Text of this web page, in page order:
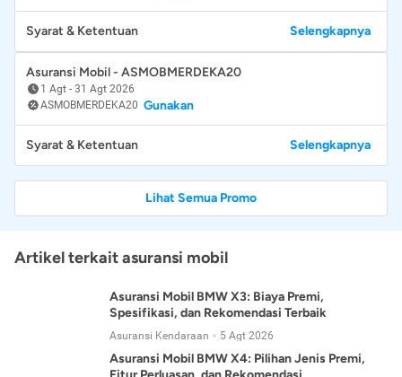
Syarat & Ketentuan Selengkapnya
Asuransi Mobil - ASMOBMERDEKA20
1 Agt - 31 Agt 2026
ASMOBMERDEKA20 Gunakan
Syarat & Ketentuan Selengkapnya
Lihat Semua Promo
Artikel terkait asuransi mobil
Asuransi Mobil BMW X3: Biaya Premi,
Spesifikasi, dan Rekomendasi Terbaik
Asuransi Kendaraan 5 Agt 2026
Asuransi Mobil BMW X4: Pilihan Jenis Premi,